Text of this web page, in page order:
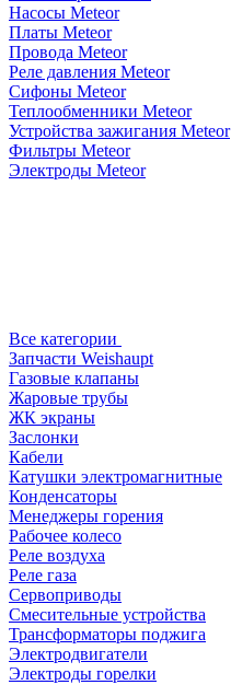
Насосы Meteor
Платы Meteor
Провода Meteor
Реле давления Meteor
Сифоны Meteor
Теплообменники Meteor
Устройства зажигания Meteor
Фильтры Meteor
Электроды Meteor
Все категории
Запчасти Weishaupt
Газовые клапаны
Жаровые трубы
ЖК экраны
Заслонки
Кабели
Катушки электромагнитные
Конденсаторы
Менеджеры горения
Рабочее колесо
Реле воздухa
Реле газа
Сервоприводы
Смесительные устройства
Трансформаторы поджига
Электродвигатели
Электроды горелки